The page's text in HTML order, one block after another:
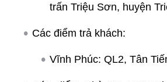
trấn Triệu Sơn, huyện
Các điểm trả khách:
Vĩnh Phúc: QL2, Tân